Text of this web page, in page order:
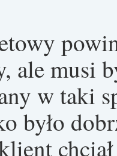
ale musi
w taki
było